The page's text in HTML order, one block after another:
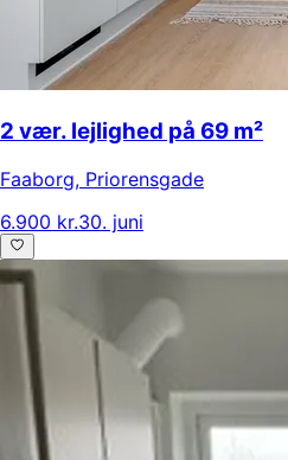
2 vær. lejlighed på 69 m²
Faaborg, Priorensgade
6.900 kr.30. juni